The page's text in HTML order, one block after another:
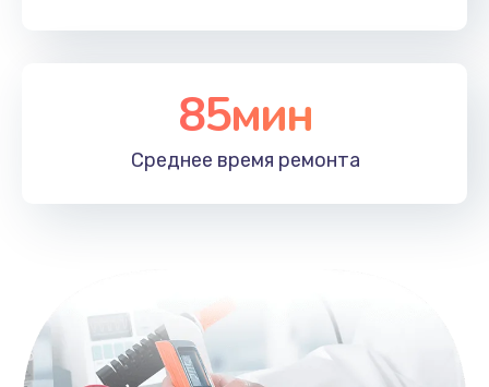
85мин
Среднее время ремонта